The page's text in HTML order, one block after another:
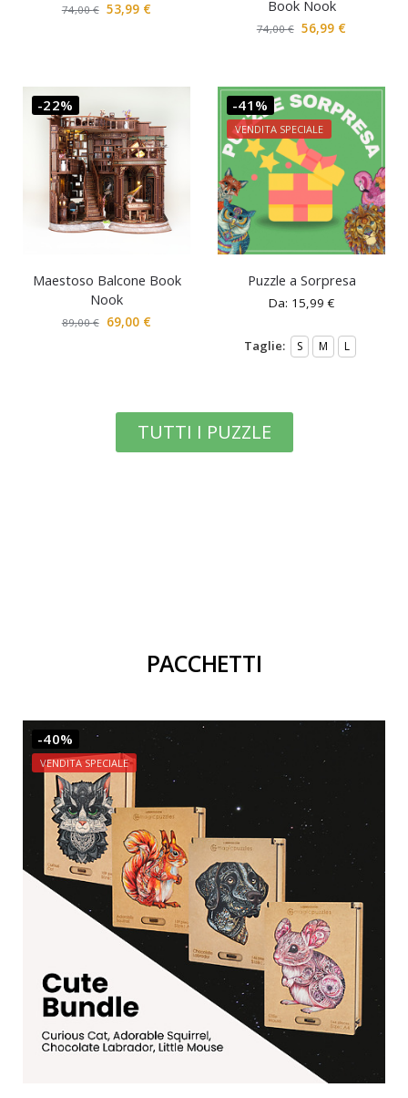
74,00€ 53,99 € Book Nook
74,00€ 56,99 €
-22%
Maestoso Balcone Book
Nook
89,00€ 69,00 €
-41%
VENDITA SPECIALE
Puzzle a Sorpresa
Da: 15,99€
Taglie: S M L
TUTTI I PUZZLE
PACCHETTI
-40%
VENDITA SPECIALE